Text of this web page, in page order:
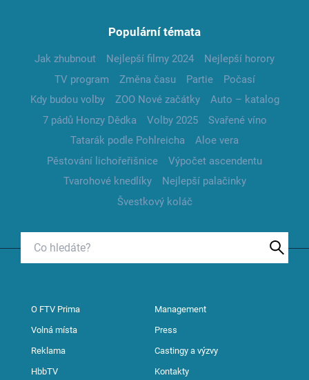
Populární témata
Jak zhubnout Nejlepší filmy 2024
Nejlepší horory
TV program
Změna času Partie
Počasí
Kdy budou volby
ZOO Nové začátky
Auto – katalog
7 pádů Honzy Dědka
Volby 2025
Svařené víno
Tatarák podle Pohlreicha
Aloe vera
Pěstování lichořeřišnice
Výpočet ascendentu
Tvarohové knedlíky
Nejlepší palačinky
Švestkový koláč
O FTV Prima Management
Volná místa Press
Reklama Castingy a výzvy
HbbTV Kontakty